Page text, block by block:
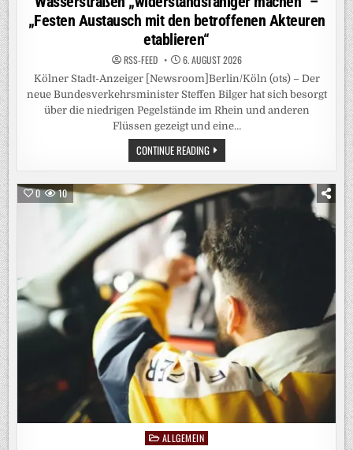
„Festen Austausch mit den betroffenen Akteuren
etablieren“
RSS-FEED 6. AUGUST 2026
Kölner Stadt-Anzeiger [Newsroom]Berlin/Köln (ots) – Der
neue Bundesverkehrsminister Steffen Bilger hat sich besorgt
über die niedrigen Pegelstände im Rhein und anderen
Flüssen gezeigt und eine…
CONTINUE READINGRHEIN-
PEGEL:
VERKEHRSMINISTER
BILGER
WILL
„KURZFRISTIG
HANDELN“-
CDU-
POLITIKER
WILL
WASSERSTRASSEN „
WIDERSTANDSFÄHIGER M
ACHEN“ –
„
FESTEN A
USTAUSCH M
IT D
EN B
ETROFFENEN A
KTEUREN E
TABLIEREN“
0 10
PostedALLGEMEIN